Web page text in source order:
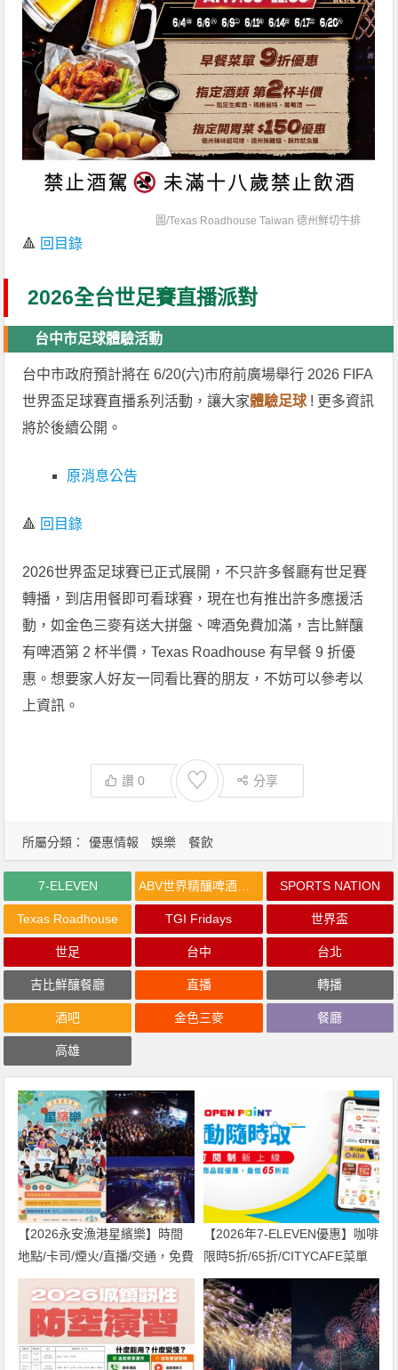
圖/Texas Roadhouse Taiwan 德州鮮切牛排
🔺 回目錄
2026全台世足賽直播派對
台中市足球體驗活動
台中市政府預計將在 6/20(六)市府前廣場舉行 2026 FIFA
世界盃足球賽直播系列活動，讓大家體驗足球 ! 更多資訊
將於後續公開。
原消息公告
🔺 回目錄
2026世界盃足球賽已正式展開，不只許多餐廳有世足賽
轉播，到店用餐即可看球賽，現在也有推出許多應援活
動，如金色三麥有送大拼盤、啤酒免費加滿，吉比鮮釀
有啤酒第 2 杯半價，Texas Roadhouse 有早餐 9 折優
惠。想要家人好友一同看比賽的朋友，不妨可以參考以
上資訊。
讚0 ♡ 分享
所屬分類： 優惠情報 娛樂 餐飲
7-ELEVEN SPORTS NATION
Texas Roadhouse TGI Fridays 世界盃
世足 台中 台北
吉比鮮釀餐廳 直播 轉播
酒吧 金色三麥 餐廳
高雄
【2026永安漁港星繽樂】時間
地點/卡司/煙火/直播/交通，免費
入場！
【2026年7-ELEVEN優惠】咖啡
限時5折/65折/CITYCAFE菜單
一起看！